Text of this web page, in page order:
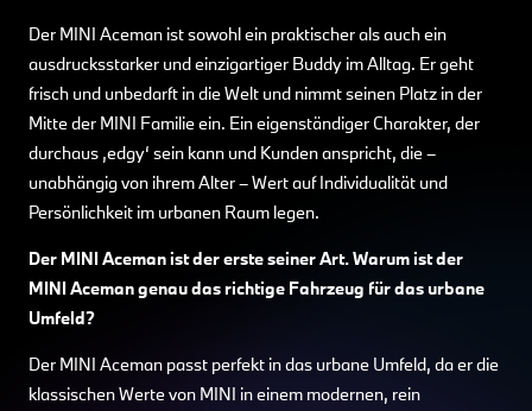
Der MINI Aceman ist sowohl ein praktischer als auch ein
ausdrucksstarker und einzigartiger Buddy im Alltag. Er geht
frisch und unbedarft in die Welt und nimmt seinen Platz in der
Mitte der MINI Familie ein. Ein eigenständiger Charakter, der
durchaus ‚edgy‘ sein kann und Kunden anspricht, die –
unabhängig von ihrem Alter – Wert auf Individualität und
Persönlichkeit im urbanen Raum legen.
Der MINI Aceman ist der erste seiner Art. Warum ist der
MINI Aceman genau das richtige Fahrzeug für das urbane
Umfeld?
Der MINI Aceman passt perfekt in das urbane Umfeld, da er die
klassischen Werte von MINI in einem modernen, rein